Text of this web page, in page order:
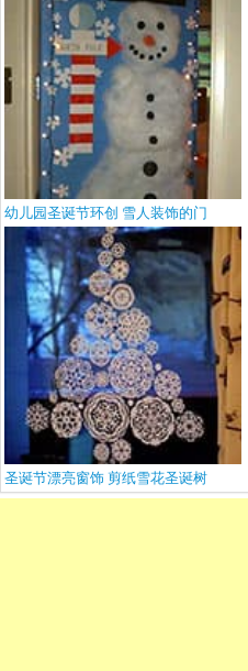
幼儿园圣诞节环创 雪人装饰的门
圣诞节漂亮窗饰 剪纸雪花圣诞树